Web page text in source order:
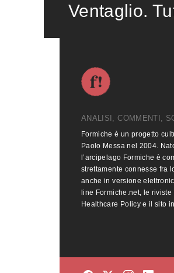
Ventaglio.
ANALISI, COMMENTI,
Formiche è un progetto
Paolo Messa nel 2004.
l’arcipelago Formiche è
strettamente connesse fra
anche in versione
line Formiche.net, le
Healthcare Policy e il sito